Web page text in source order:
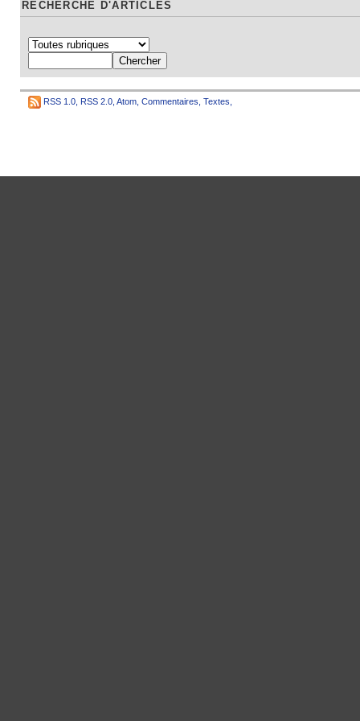
RECHERCHE D'ARTICLES
RSS 1.0 RSS 2.0 Atom Commentaires Textes